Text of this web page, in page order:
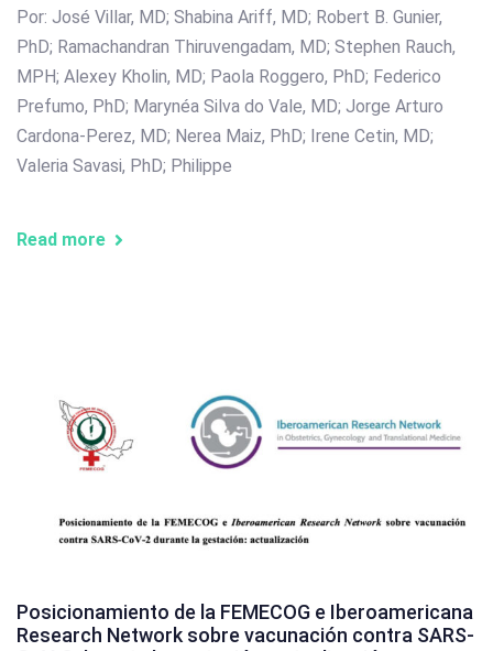
Por: José Villar, MD; Shabina Ariff, MD; Robert B. Gunier,
PhD; Ramachandran Thiruvengadam, MD; Stephen Rauch,
MPH; Alexey Kholin, MD; Paola Roggero, PhD; Federico
Prefumo, PhD; Marynéa Silva do Vale, MD; Jorge Arturo
Cardona-Perez, MD; Nerea Maiz, PhD; Irene Cetin, MD;
Valeria Savasi, PhD; Philippe
Read more
Posicionamiento de la FEMECOG e Iberoamericana
Research Network sobre vacunación contra SARS-